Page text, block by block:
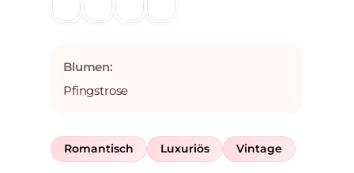
Blumen:
Pfingstrose
Romantisch Luxuriös Vintage